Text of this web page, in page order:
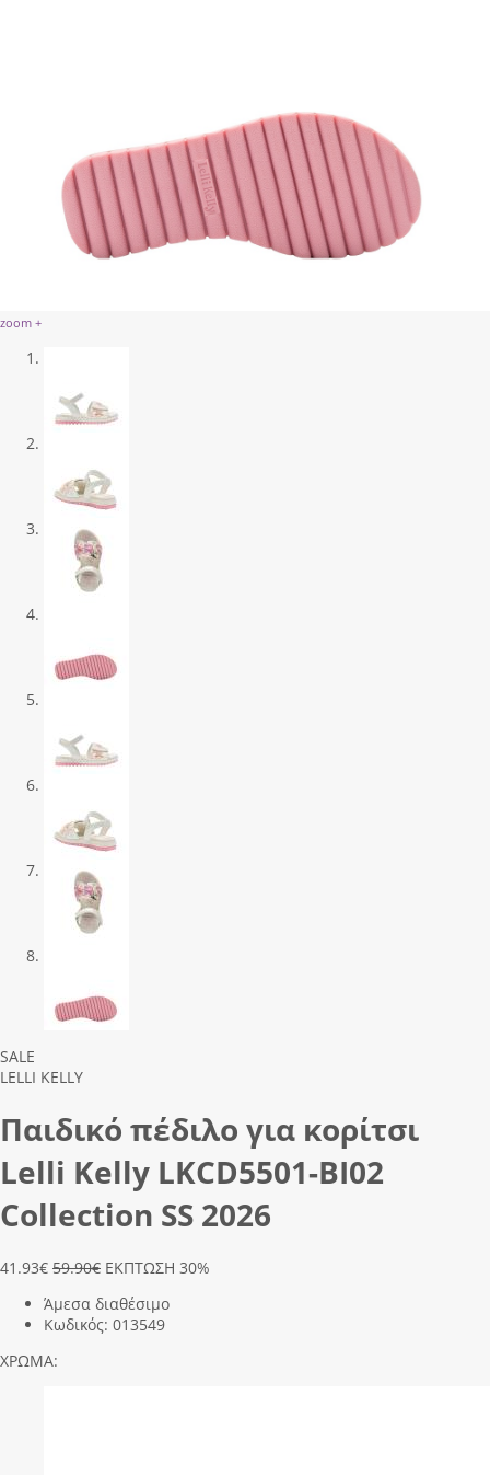
zoom +
Previous
Next
SALE
LELLI KELLY
Παιδικό πέδιλο για κορίτσι
Lelli Kelly LΚCD5501-ΒΙ02
Collection SS 2026
41.93€ 59.90€ ΕΚΠΤΩΣΗ 30%
Άμεσα διαθέσιμο
Κωδικός: 013549
ΧΡΩΜΑ: